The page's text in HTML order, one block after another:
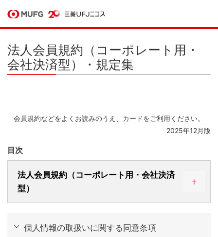
法人会員規約（コーポレート用・
会社決済型）・規定集
会員規約などをよくお読みのうえ、カードをご利用ください。
2025年12月版
目次
法人会員規約（コーポレート用・会社決済
型）
第1章 本契約の成立
個人情報の取扱いに関する同意条項